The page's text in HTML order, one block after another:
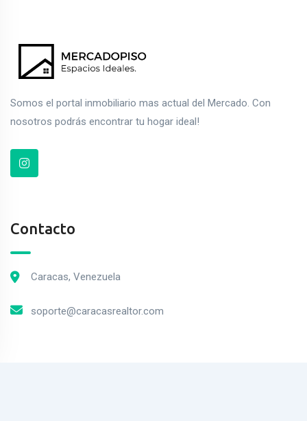
Somos el portal inmobiliario mas actual del Mercado. Con
nosotros podrás encontrar tu hogar ideal!
Contacto
Caracas, Venezuela
soporte@caracasrealtor.com